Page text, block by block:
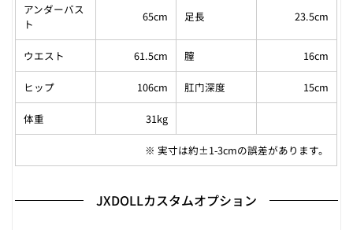
アンダーバス
ト
65cm 足長 23.5cm
ウエスト 61.5cm 膣 16cm
ヒップ 106cm 肛门深度 15cm
体重 31kg
※ 実寸は約±1-3cmの誤差があります。
JXDOLLカスタムオプション